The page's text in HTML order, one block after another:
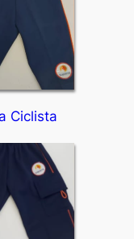
Ciclista